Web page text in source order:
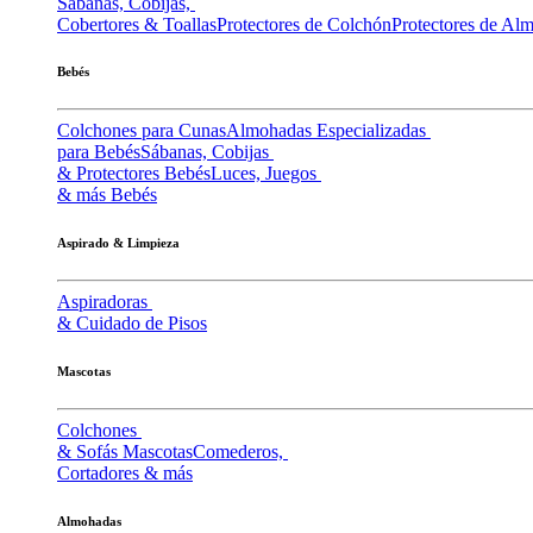
Cobertores & ToallasProtectores de ColchónProtectores de
Bebés
Colchones para CunasAlmohadas Especializadas
para BebésSábanas, Cobijas
& Protectores BebésLuces, Juegos
& más Bebés
Aspirado & Limpieza
Aspiradoras
& Cuidado de Pisos
Mascotas
Colchones
& Sofás MascotasComederos,
Cortadores & más
Almohadas